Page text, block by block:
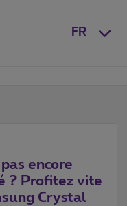
FR
encore
? Profitez vite
Crystal